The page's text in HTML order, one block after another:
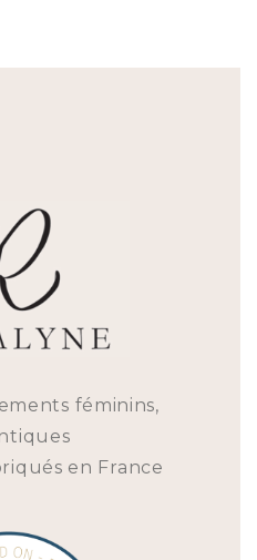
féminins,
en France